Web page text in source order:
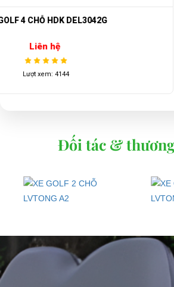
XE GOLF LVTONG A627
Đối tác &